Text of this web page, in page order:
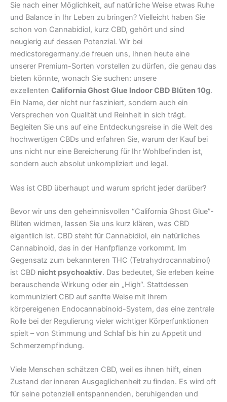
Sie nach einer Möglichkeit, auf natürliche Weise etwas Ruhe
und Balance in Ihr Leben zu bringen? Vielleicht haben Sie
schon von Cannabidiol, kurz CBD, gehört und sind
neugierig auf dessen Potenzial. Wir bei
medicstoregermany.de freuen uns, Ihnen heute eine
unserer Premium-Sorten vorstellen zu dürfen, die genau das
bieten könnte, wonach Sie suchen: unsere
exzellenten California Ghost Glue Indoor CBD Blüten 10g.
Ein Name, der nicht nur fasziniert, sondern auch ein
Versprechen von Qualität und Reinheit in sich trägt.
Begleiten Sie uns auf eine Entdeckungsreise in die Welt des
hochwertigen CBDs und erfahren Sie, warum der Kauf bei
uns nicht nur eine Bereicherung für Ihr Wohlbefinden ist,
sondern auch absolut unkompliziert und legal.
Was ist CBD überhaupt und warum spricht jeder darüber?
Bevor wir uns den geheimnisvollen “California Ghost Glue”-
Blüten widmen, lassen Sie uns kurz klären, was CBD
eigentlich ist. CBD steht für Cannabidiol, ein natürliches
Cannabinoid, das in der Hanfpflanze vorkommt. Im
Gegensatz zum bekannteren THC (Tetrahydrocannabinol)
ist CBD nicht psychoaktiv. Das bedeutet, Sie erleben keine
berauschende Wirkung oder ein „High“. Stattdessen
kommuniziert CBD auf sanfte Weise mit Ihrem
körpereigenen Endocannabinoid-System, das eine zentrale
Rolle bei der Regulierung vieler wichtiger Körperfunktionen
spielt – von Stimmung und Schlaf bis hin zu Appetit und
Schmerzempfindung.
Viele Menschen schätzen CBD, weil es ihnen hilft, einen
Zustand der inneren Ausgeglichenheit zu finden. Es wird oft
für seine potenziell entspannenden, beruhigenden und